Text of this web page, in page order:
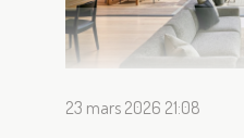
23 mars 2026 21:08